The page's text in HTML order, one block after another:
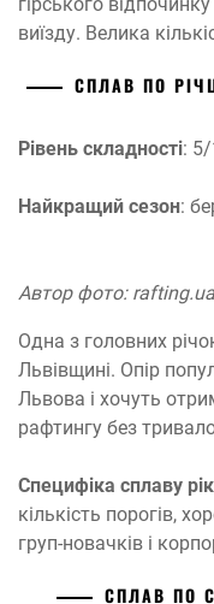
виїзду. Велика
СПЛАВ ПО
Рівень складності: 5/
Найкращий сезон:
Автор фото: rafting.ua
Одна з головних
Львівщині. Опір
Львова і хочуть
рафтингу без
Специфіка сплаву
кількість порогів,
груп-новачків і
СПЛАВ ПО